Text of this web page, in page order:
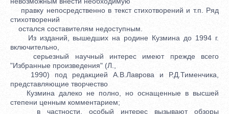
правку непосредственно в текст стихотворений и т.п. Ряд
стихотворений
остался составителям недоступным.
Из изданий, вышедших на родине Кузмина до 1994 г.
включительно,
серьезный научный интерес имеют прежде всего
"Избранные произведения" (Л.,
1990) под редакцией А.В.Лаврова и Р.Д.Тименчика,
представляющие творчество
Кузмина далеко не полно, но оснащенные в высшей
степени ценным комментарием;
в частности, особый интерес вызывают обзоры